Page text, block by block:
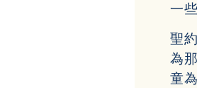
一
聖
為
童